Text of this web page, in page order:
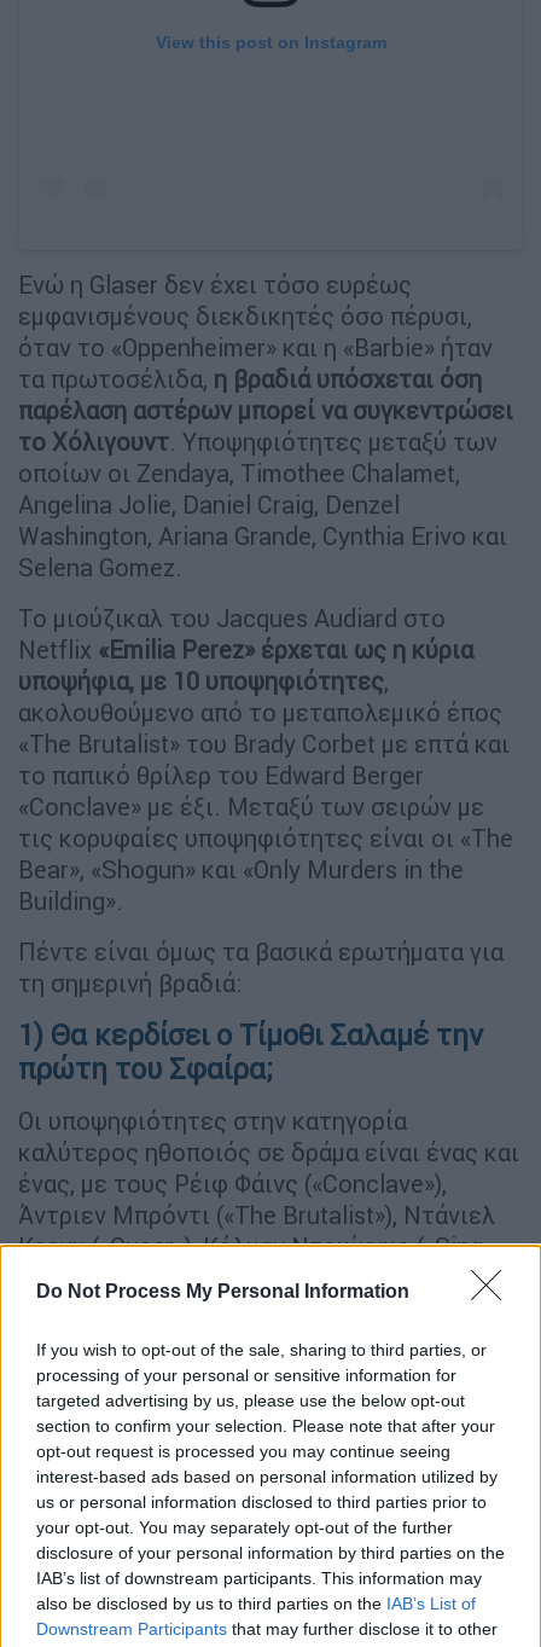
Do Not Process My Personal Information
If you wish to opt-out of the sale, sharing to third parties, or
processing of your personal or sensitive information for
targeted advertising by us, please use the below opt-out
section to confirm your selection. Please note that after your
opt-out request is processed you may continue seeing
interest-based ads based on personal information utilized by
us or personal information disclosed to third parties prior to
your opt-out. You may separately opt-out of the further
disclosure of your personal information by third parties on the
IAB’s list of downstream participants. This information may
also be disclosed by us to third parties on the IAB’s List of
Downstream Participants that may further disclose it to other
View this post on Instagram
Ενώ η Glaser δεν έχει τόσο ευρέως
εμφανισμένους διεκδικητές όσο πέρυσι,
όταν το «Oppenheimer» και η «Barbie» ήταν
τα πρωτοσέλιδα, η βραδιά υπόσχεται όση
παρέλαση αστέρων μπορεί να συγκεντρώσει
το Χόλιγουντ. Υποψηφιότητες μεταξύ των
οποίων οι Zendaya, Timothee Chalamet,
Angelina Jolie, Daniel Craig, Denzel
Washington, Ariana Grande, Cynthia Erivo και
Selena Gomez.
Το μιούζικαλ του Jacques Audiard στο
Netflix «Emilia Perez» έρχεται ως η κύρια
υποψήφια, με 10 υποψηφιότητες,
ακολουθούμενο από το μεταπολεμικό έπος
«The Brutalist» του Brady Corbet με επτά και
το παπικό θρίλερ του Edward Berger
«Conclave» με έξι. Μεταξύ των σειρών με
τις κορυφαίες υποψηφιότητες είναι οι «The
Bear», «Shogun» και «Only Murders in the
Building».
Πέντε είναι όμως τα βασικά ερωτήματα για
τη σημερινή βραδιά:
1) Θα κερδίσει ο Τίμοθι Σαλαμέ την
πρώτη του Σφαίρα;
Οι υποψηφιότητες στην κατηγορία
καλύτερος ηθοποιός σε δράμα είναι ένας και
ένας, με τους Ρέιφ Φάινς («Conclave»),
Άντριεν Μπρόντι («The Brutalist»), Ντάνιελ
Κρεγκ («Queer»), Κόλμαν Ντομίνγκο («Sing
Sing»), Σεμπάστιαν Σταν («The Apprentice»)
και τον Σαλαμέ για την ταινία του Bob Dylan
«A Complete Unknown» να είναι οι
υποψήφιοι. Αν και ο Φάινς ή ο Μπρόντι
μπορεί να κερδίσουν στο τέλος, μια νίκη για
τονΣαλαμέθα ήταν το πρώτο σημαντικό
βραβείο για τον 29χρονο σταρ— και σίγουρα
θα έδινε την έναρξη της πορείας του για τα
Όσκαρ.